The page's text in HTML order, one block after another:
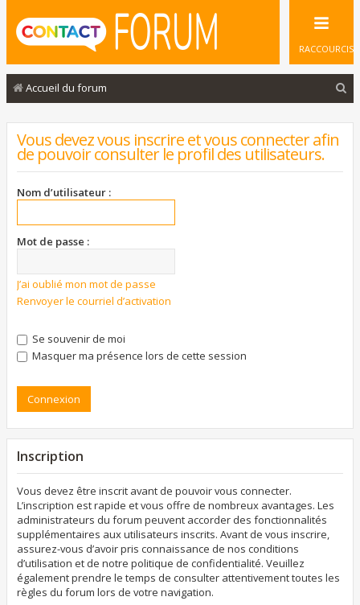
RACCOURCIS
Accueil du forum
Vous devez vous inscrire et vous connecter afin
de pouvoir consulter le profil des utilisateurs.
Nom d’utilisateur :
Mot de passe :
J’ai oublié mon mot de passe
Renvoyer le courriel d’activation
Se souvenir de moi
Masquer ma présence lors de cette session
Inscription
Vous devez être inscrit avant de pouvoir vous connecter.
L’inscription est rapide et vous offre de nombreux avantages. Les
administrateurs du forum peuvent accorder des fonctionnalités
supplémentaires aux utilisateurs inscrits. Avant de vous inscrire,
assurez-vous d’avoir pris connaissance de nos conditions
d’utilisation et de notre politique de confidentialité. Veuillez
également prendre le temps de consulter attentivement toutes les
règles du forum lors de votre navigation.